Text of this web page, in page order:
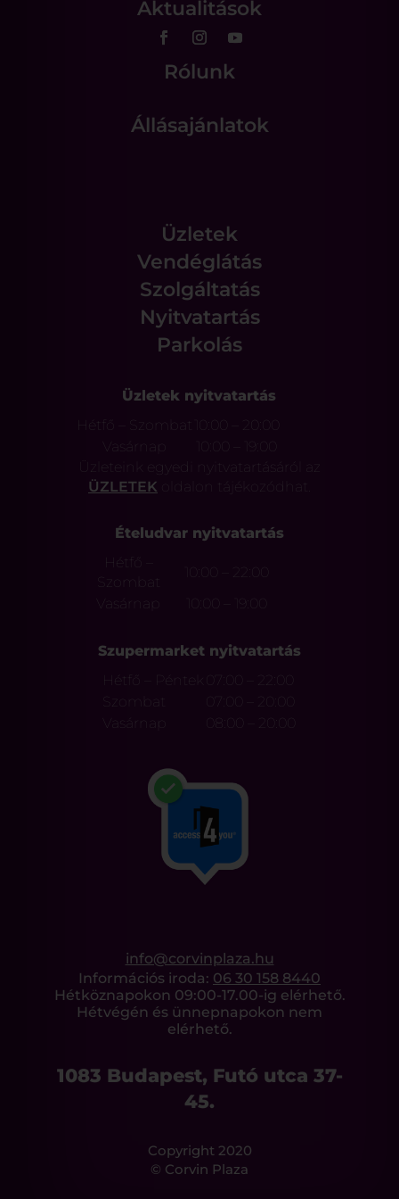
Aktualitások
Rólunk
Állásajánlatok
Üzletek
Vendéglátás
Szolgáltatás
Nyitvatartás
Parkolás
Üzletek nyitvatartás
Hétfő – Szombat
Vasárnap
Üzleteink egyedi nyitvatartásáról az
ÜZLETEK oldalon tájékozódhat.
Ételudvar nyitvatartás
Hétfő –
Szombat
Vasárnap
Szupermarket nyitvatartás
Hétfő – Péntek
Szombat
Vasárnap
08:00 – 20:00
info@corvinplaza.hu
Információs iroda: 06 30 158 8440
Hétköznapokon 09:00-17.00-ig elérhető.
Hétvégén és ünnepnapokon nem
elérhető.
1083 Budapest, Futó utca 37-
45.
Copyright 2020
© Corvin Plaza